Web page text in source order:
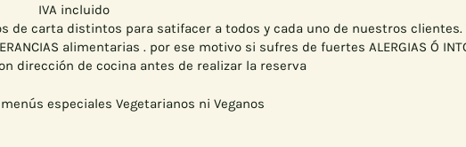
IVA incluido
de carta distintos para satifacer a todos y cada uno de nuestros clientes.
alimentarias . por ese motivo si sufres de fuertes ALERGIAS Ó
dirección de cocina antes de realizar la reserva
especiales Vegetarianos ni Veganos